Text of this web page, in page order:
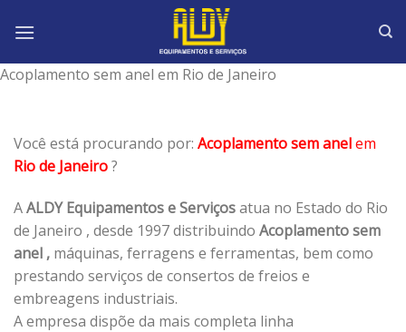
Acoplamento sem anel em Rio de Janeiro
Você está procurando por: Acoplamento sem anelem
Rio de Janeiro?
AALDY Equipamentos e Serviçosatua no Estado do Rio
de Janeiro , desde 1997 distribuindo Acoplamento sem
anel , máquinas, ferragens e ferramentas, bem como
prestando serviços de consertos de freios e
embreagens industriais.
A empresa dispõe da mais completa linha